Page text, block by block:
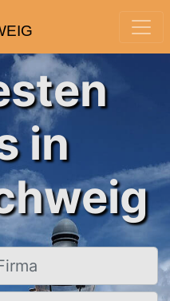
in